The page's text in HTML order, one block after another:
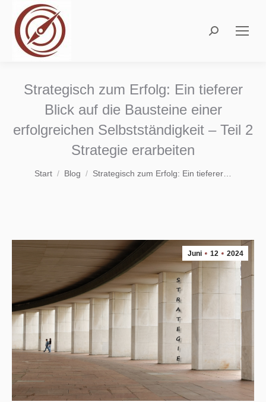
Search:
Strategisch zum Erfolg: Ein tieferer
Blick auf die Bausteine einer
erfolgreichen Selbstständigkeit – Teil 2
Strategie erarbeiten
Sie befinden sich hier:
Start Blog Strategisch zum Erfolg: Ein tieferer…
Juni 12 2024